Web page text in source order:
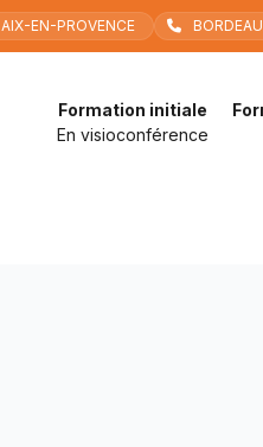
AIX-EN-PROVENCE
Formation initiale
En visioconférence